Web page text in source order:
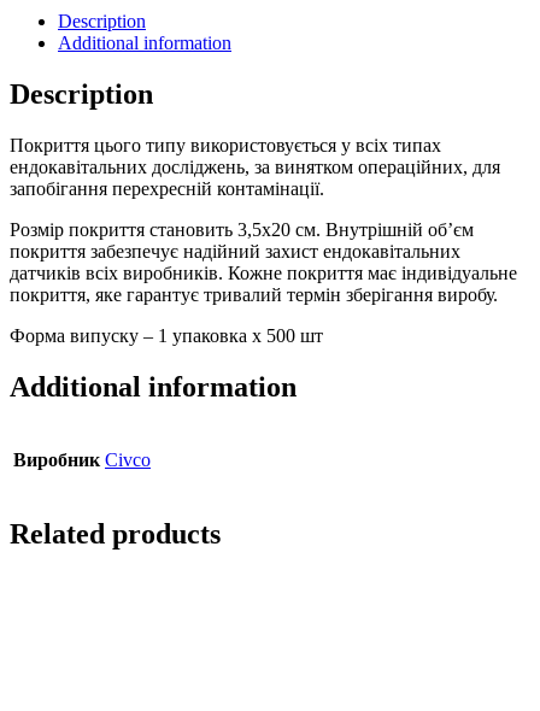
УЗ
датчиків
Description
Additional information
Description
Покриття цього типу використовується у всіх типах
ендокавітальних досліджень, за винятком операційних, для
запобігання перехресній контамінації.
Розмір покриття становить 3,5х20 см. Внутрішній об’єм
покриття забезпечує надійний захист ендокавітальних
датчиків всіх виробників. Кожне покриття має індивідуальне
покриття, яке гарантує тривалий термін зберігання виробу.
Форма випуску – 1 упаковка х 500 шт
Additional information
Виробник Civco
Related products